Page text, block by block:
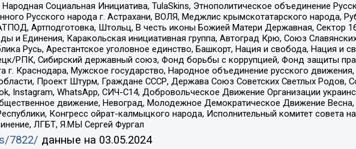
Социальная Инициатива, TulaSkins, Этнополитическое объединение
Русского народа г. Астрахани, ВОЛЯ, Меджлис крымскотатарского народа,
Артподготовка, Штольц, В честь иконы Божией Матери Державная, Сектор
Единения, Каракольская инициативная группа, Автоград Крю, Союз
Русь, Арестантское уголовное единство, Башкорт, Нация и свобода, Нация и
РПК, Сибирский державный союз, Фонд борьбы с коррупцией, Фонд защиты
г. Краснодара, Мужское государство, Народное объединение русского
Проект Штурм, Граждане СССР, Держава Союз Советских Светлых Родов,
Instagram, WhatsApp, СИЧ-С14, Добровольческое Движение Организации
движение, Невоград, Молодежное Демократическое Движение
Конгресс ойрат-калмыцкого народа, Исполнительный комитет совета
ЛГБТ, Я.МЫ Сергей Фургал
7822/ данные на 03.05.2024